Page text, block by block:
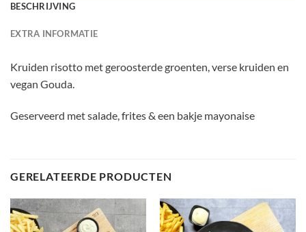
BESCHRIJVING
EXTRA INFORMATIE
Kruiden risotto met geroosterde groenten, verse kruiden en
vegan Gouda.
Geserveerd met salade, frites & een bakje mayonaise
GERELATEERDE PRODUCTEN